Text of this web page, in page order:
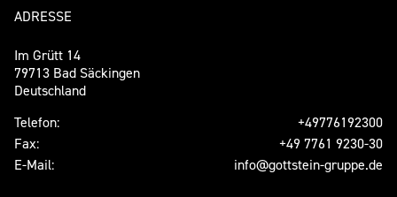
ADRESSE
Im Grütt 14
79713 Bad Säckingen
Deutschland
Telefon:
+49776192300
Fax:
+49 7761 9230-30
E-Mail:
info@gottstein-gruppe.de